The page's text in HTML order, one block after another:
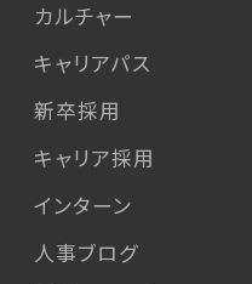
カルチャー
キャリアパス
新卒採用
キャリア採用
インターン
人事ブログ